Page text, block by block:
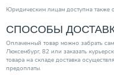
Юридическим лицам доступна также
СПОСОБЫ
Оплаченный товар можно забрать
Люксембург, 82 или заказать
товара на складе доставка
предоплаты.